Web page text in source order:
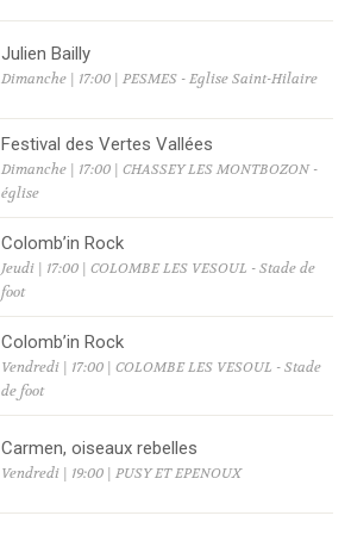
Julien Bailly
Dimanche | 17:00 | PESMES - Eglise Saint-Hilaire
Festival des Vertes Vallées
Dimanche | 17:00 | CHASSEY LES MONTBOZON -
église
Colomb’in Rock
Jeudi | 17:00 | COLOMBE LES VESOUL - Stade de
foot
Colomb’in Rock
Vendredi | 17:00 | COLOMBE LES VESOUL - Stade
de foot
Carmen, oiseaux rebelles
Vendredi | 19:00 | PUSY ET EPENOUX